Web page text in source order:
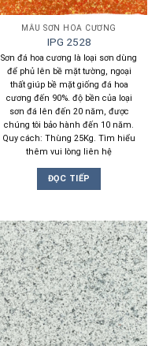
MẪU SƠN HOA CƯƠNG
IPG 2528
Sơn đá hoa cương là loại sơn dùng
để phủ lên bề mặt tường, ngoại
thất giúp bề mặt giống đá hoa
cương đến 90%. độ bền của loại
sơn đá lên đến 20 năm, được
chúng tôi bảo hành đến 10 năm.
Quy cách: Thùng 25Kg. Tìm hiểu
thêm vui lòng liên hệ
ĐỌC TIẾP